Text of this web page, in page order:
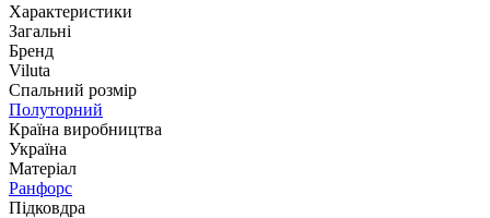
Характеристики
Загальні
Бренд
Viluta
Спальний розмір
Полуторний
Країна виробництва
Україна
Матеріал
Ранфорс
Підковдра